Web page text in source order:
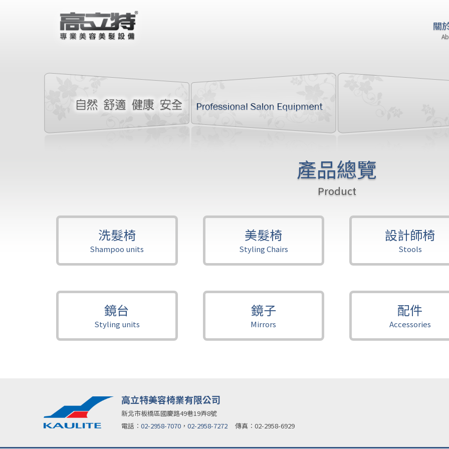
關
產品總覽
Product
洗髮椅
Shampoo units
美髮椅
Styling Chairs
設計師椅
Stools
鏡台
Styling units
鏡子
Mirrors
配件
Accessories
高立特美容椅業有限公司
新北市板橋區國慶路49巷19弄8號
電話︰ 02-2958-7070 ， 02-2958-7272 傳真︰02-2958-6929